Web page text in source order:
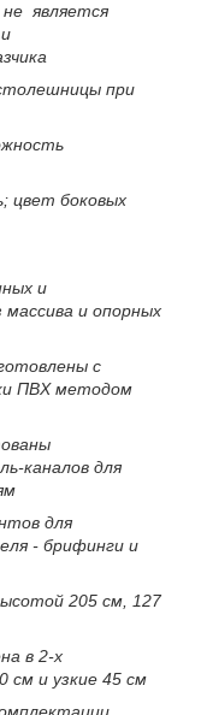
является
при
цвет боковых
и
массива и опорных
с
ПВХ методом
каналов для
для
- брифинги и
205 см, 127
в 2-х
см и узкие 45 см